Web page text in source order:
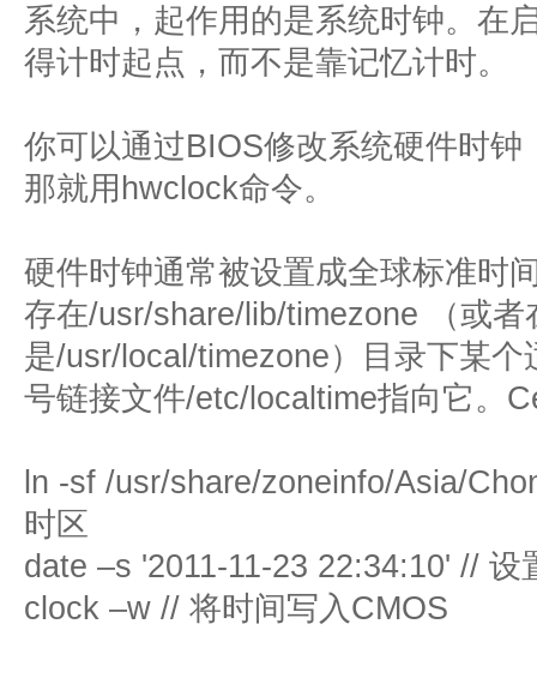
系统中，起作用的是系统时钟。在
得计时起点，而不是靠记忆计时。
你可以通过BIOS修改系统硬件时
那就用hwclock命令。
硬件时钟通常被设置成全球标准时
存在/usr/share/lib/timezone （或者
是/usr/local/timezone）目录下某
号链接文件/etc/localtime指向它。
ln -sf /usr/share/zoneinfo/Asia/
时区
date –s '2011-11-23 22:34:10' // 设
clock –w // 将时间写入CMOS